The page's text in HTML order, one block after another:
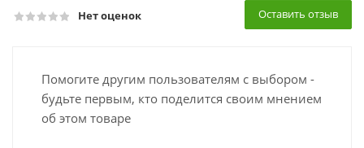
Нет оценок Оставить отзыв
Помогите другим пользователям с выбором -
будьте первым, кто поделится своим мнением
об этом товаре